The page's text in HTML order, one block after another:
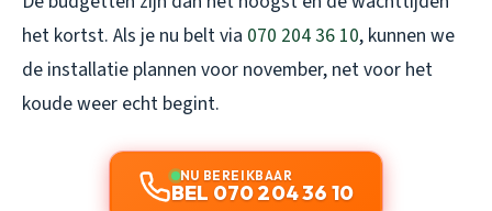
het kortst. Als je nu belt via 070 204 36 10, kunnen we
de installatie plannen voor november, net voor het
koude weer echt begint.
NU BEREIKBAAR
BEL 070 204 36 10